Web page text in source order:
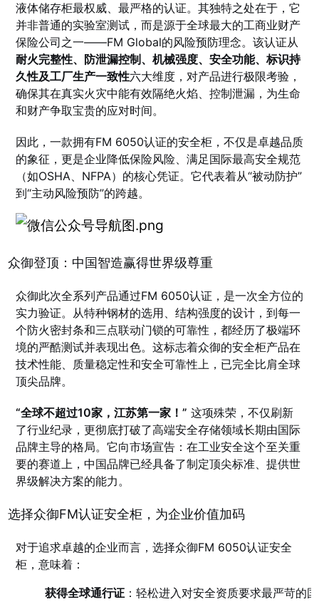
液体储存柜最权威、最严格的认证。其独特之处在于，它
并非普通的实验室测试，而是源于全球最大的工商业财产
保险公司之一——FM Global的风险预防理念。该认证从
耐火完整性、防泄漏控制、机械强度、安全功能、标识持
久性及工厂生产一致性六大维度，对产品进行极限考验，
确保其在真实火灾中能有效隔绝火焰、控制泄漏，为生命
和财产争取宝贵的应对时间。
因此，一款拥有FM 6050认证的安全柜，不仅是卓越品质
的象征，更是企业降低保险风险、满足国际最高安全规范
（如OSHA、NFPA）的核心凭证。它代表着从“被动防护”
到“主动风险预防”的跨越。
众御登顶：中国智造赢得世界级尊重
众御此次全系列产品通过FM 6050认证，是一次全方位的
实力验证。从特种钢材的选用、结构强度的设计，到每一
个防火密封条和三点联动门锁的可靠性，都经历了极端环
境的严酷测试并表现出色。这标志着众御的安全柜产品在
技术性能、质量稳定性和安全可靠性上，已完全比肩全球
顶尖品牌。
“全球不超过10家，江苏第一家！” 这项殊荣，不仅刷新
了行业纪录，更彻底打破了高端安全存储领域长期由国际
品牌主导的格局。它向市场宣告：在工业安全这个至关重
要的赛道上，中国品牌已经具备了制定顶尖标准、提供世
界级解决方案的能力。
选择众御FM认证安全柜，为企业价值加码
对于追求卓越的企业而言，选择众御FM 6050认证安全
柜，意味着：
获得全球通行证：轻松进入对安全资质要求最严苛的